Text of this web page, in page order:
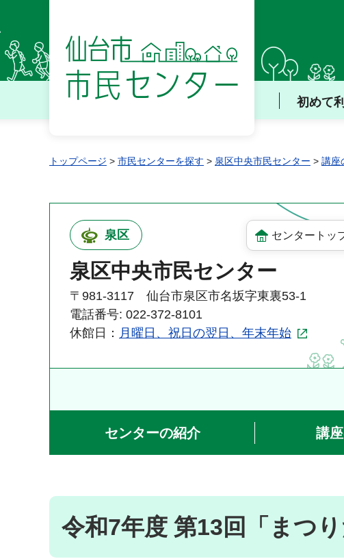
仙台市 市民センター
初めて
トップページ > 市民センターを探す > 泉区中央市民センター > 講座
泉区 センタートッ
泉区中央市民センター
〒981-3117 仙台市泉区市名坂字東裏53-1
電話番号: 022-372-8101
休館日： 月曜日、祝日の翌日、年末年始
センターの紹介 講
令和7年度 第13回「まつり